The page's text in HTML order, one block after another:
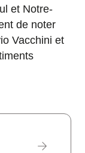
et Notre-
de noter
Vacchini et